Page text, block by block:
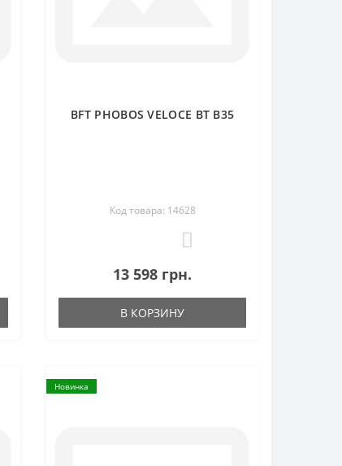
BFT PHOBOS VELOCE BT B35
Код товара: 14628
13 598 грн.
В КОРЗИНУ
Новинка